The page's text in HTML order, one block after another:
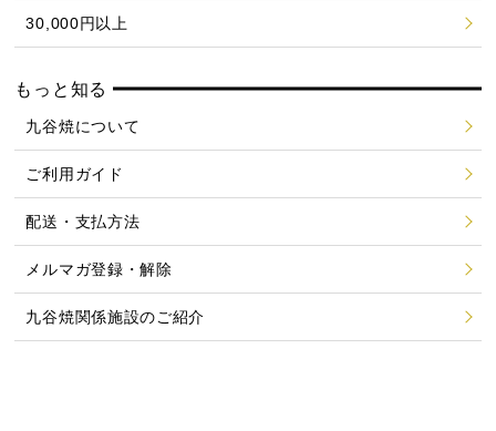
30,000円以上
もっと知る
九谷焼について
ご利用ガイド
配送・支払方法
メルマガ登録・解除
九谷焼関係施設のご紹介